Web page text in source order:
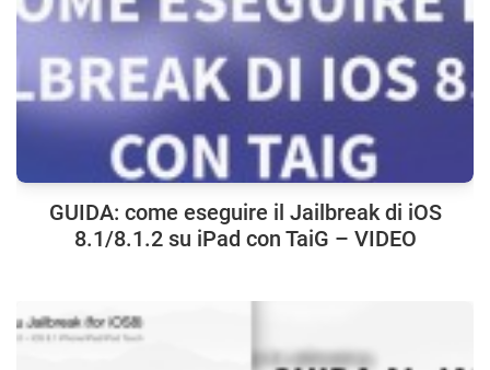
GUIDA: come eseguire il Jailbreak di iOS
8.1/8.1.2 su iPad con TaiG – VIDEO